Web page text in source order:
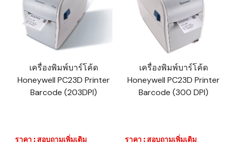
เครื่องพิมพ์บาร์โค้ด
Honeywell PC23D Printer
Barcode (203DPI)
ราคา : สอบถามเพิ่มเติม
เครื่องพิมพ์บาร์โค้ด
Honeywell PC23D Printer
Barcode (300 DPI)
ราคา : สอบถามเพิ่มเติม